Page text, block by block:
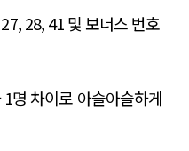
28, 41 및 보너스 번호
명 차이로 아슬아슬하게